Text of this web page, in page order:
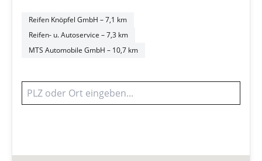
Reifen Knöpfel GmbH – 7,1 km
Reifen- u. Autoservice – 7,3 km
MTS Automobile GmbH – 10,7 km